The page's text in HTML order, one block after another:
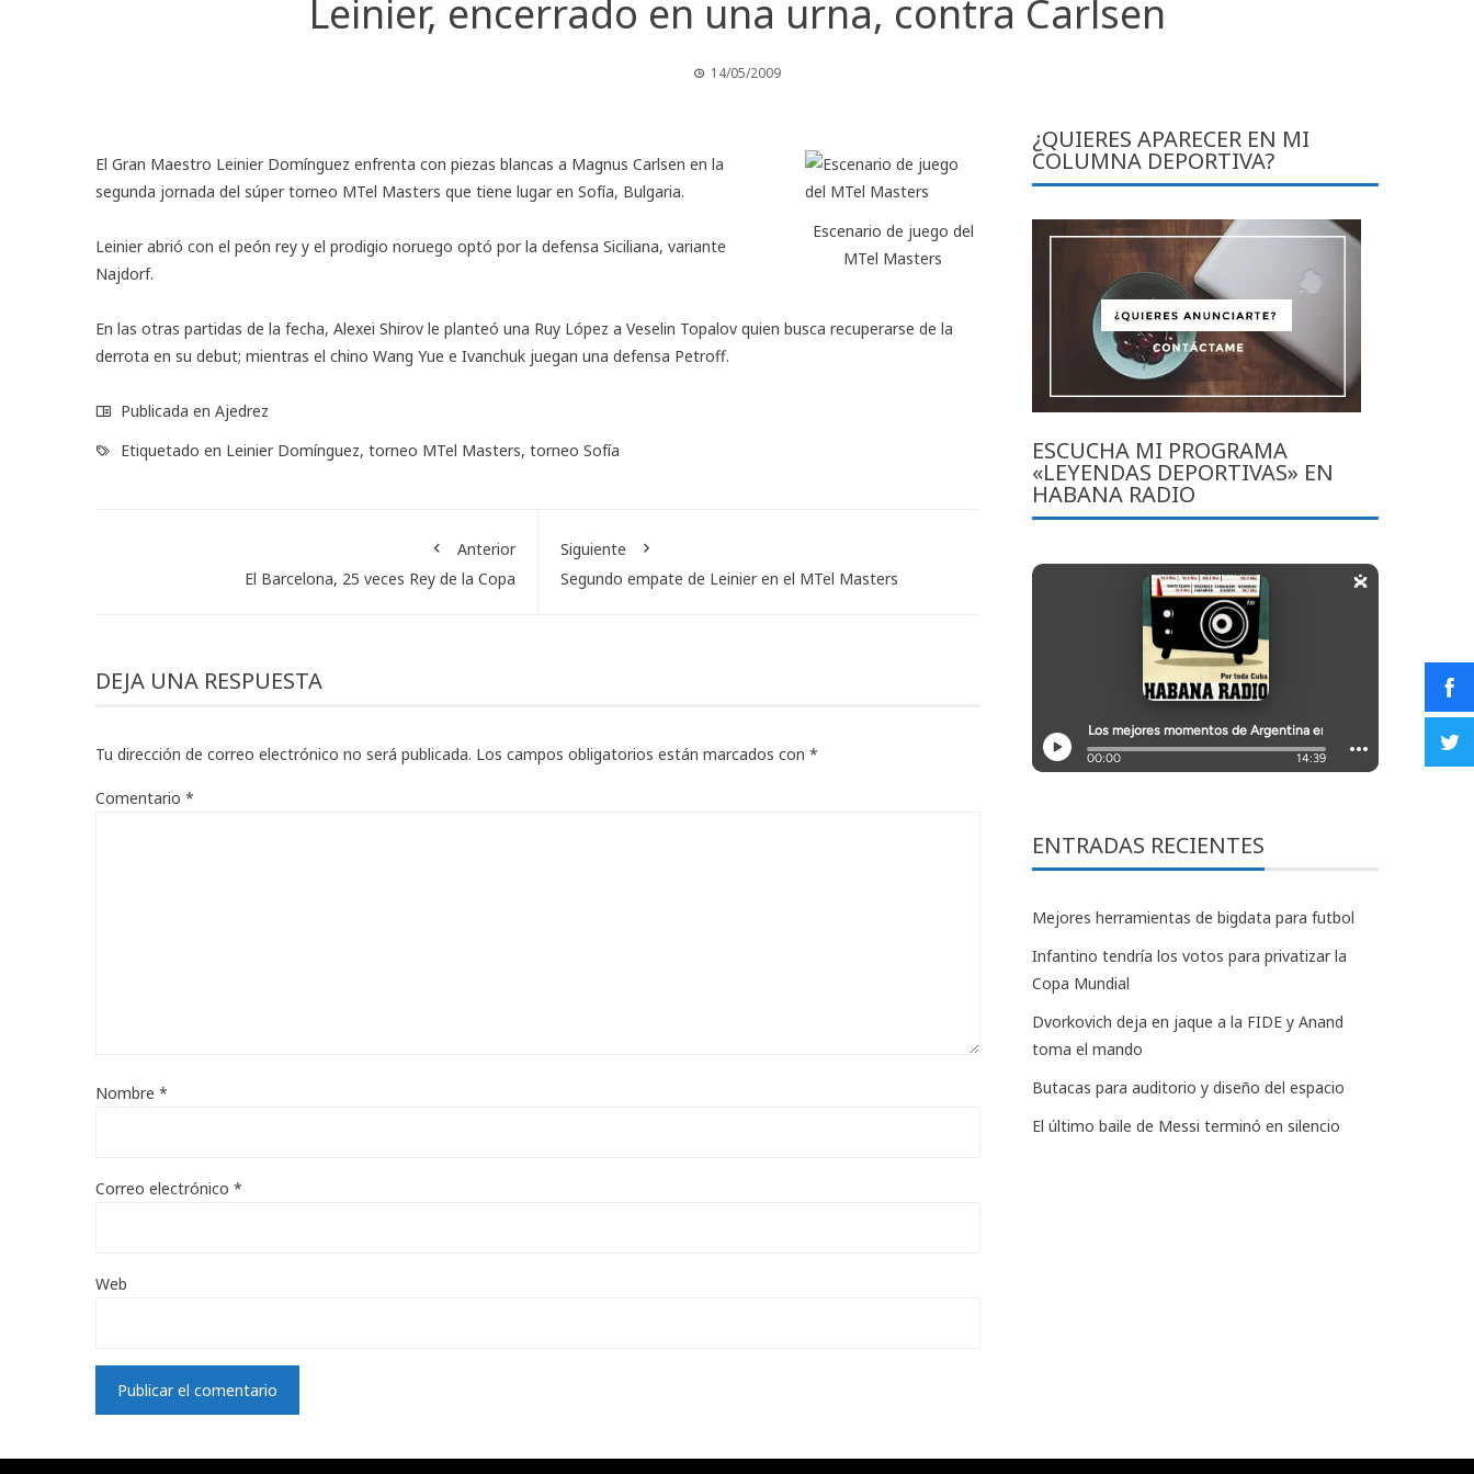
Leinier, encerrado en una urna, contra Carlsen
14/05/2009
Escenario de juego del
MTel Masters
El Gran Maestro Leinier Domínguez enfrenta con piezas blancas a Magnus Carlsen en la
segunda jornada del súper torneo MTel Masters que tiene lugar en Sofía, Bulgaria.
Leinier abrió con el peón rey y el prodigio noruego optó por la defensa Siciliana, variante
Najdorf.
En las otras partidas de la fecha, Alexei Shirov le planteó una Ruy López a Veselin Topalov quien busca recuperarse de la
derrota en su debut; mientras el chino Wang Yue e Ivanchuk juegan una defensa Petroff.
Publicada en Ajedrez
Etiquetado en Leinier Domínguez, torneo MTel Masters, torneo Sofía
Anterior
El Barcelona, 25 veces Rey de la Copa
Siguiente
Segundo empate de Leinier en el MTel Masters
DEJA UNA RESPUESTA
Tu dirección de correo electrónico no será publicada. Los campos obligatorios están marcados con *
Comentario *
Nombre *
Correo electrónico *
Web
¿QUIERES APARECER EN MI
COLUMNA DEPORTIVA?
ESCUCHA MI PROGRAMA
«LEYENDAS DEPORTIVAS» EN
HABANA RADIO
ENTRADAS RECIENTES
Mejores herramientas de bigdata para futbol
Infantino tendría los votos para privatizar la
Copa Mundial
Dvorkovich deja en jaque a la FIDE y Anand
toma el mando
Butacas para auditorio y diseño del espacio
El último baile de Messi terminó en silencio